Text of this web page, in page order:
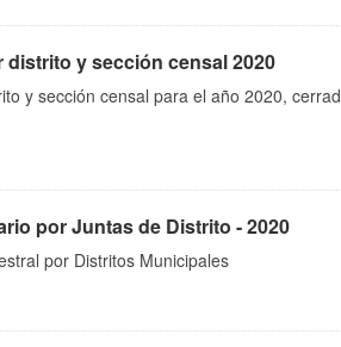
y sección censal 2020
y sección censal para el año 2020,
por Juntas de Distrito - 2020
por Distritos Municipales